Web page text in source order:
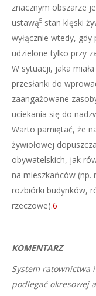
znacznym obszarze
ustawą5 stan klęski
wyłącznie wtedy,
udzielone tylko przy
W sytuacji, jaka
przesłanki do
zaangażowane
uciekania się do
Warto pamiętać, że
żywiołowej
obywatelskich, jak
na mieszkańców (np.
rozbiórki budynków,
rzeczowe).6
KOMENTARZ
System ratownictwa
podlegać okresowej